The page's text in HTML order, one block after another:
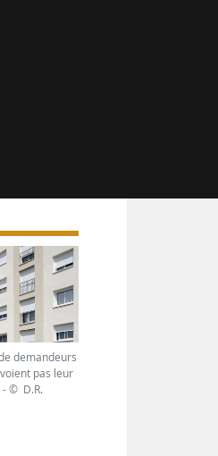
demandeurs
pas leur
- © D.R.